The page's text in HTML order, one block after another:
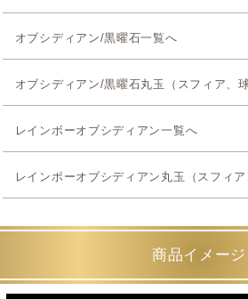
オブシディアン/黒曜石一覧へ
オブシディアン/黒曜石丸玉（スフィア、
レインボーオブシディアン一覧へ
レインボーオブシディアン丸玉（スフィ
商品イメージ